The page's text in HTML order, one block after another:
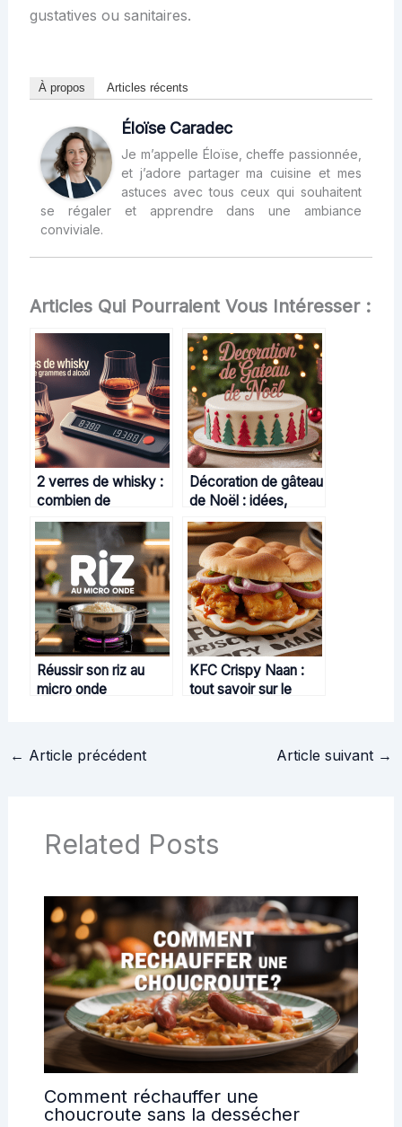
gustatives ou sanitaires.
À propos Articles récents
Éloïse Caradec
Je m’appelle Éloïse, cheffe passionnée,
et j’adore partager ma cuisine et mes
astuces avec tous ceux qui souhaitent
se régaler et apprendre dans une ambiance
conviviale.
Articles Qui Pourraient Vous Intéresser :
2 verres de whisky :
combien de
grammes d’alcool
consomme-t-on
réellement ?
Décoration de gâteau
de Noël : idées,
techniques et
inspirations pour un
effet magique
Réussir son riz au
micro onde
KFC Crispy Naan :
tout savoir sur le
← Article précédent Article suivant →
Related Posts
Comment réchauffer une
choucroute sans la dessécher